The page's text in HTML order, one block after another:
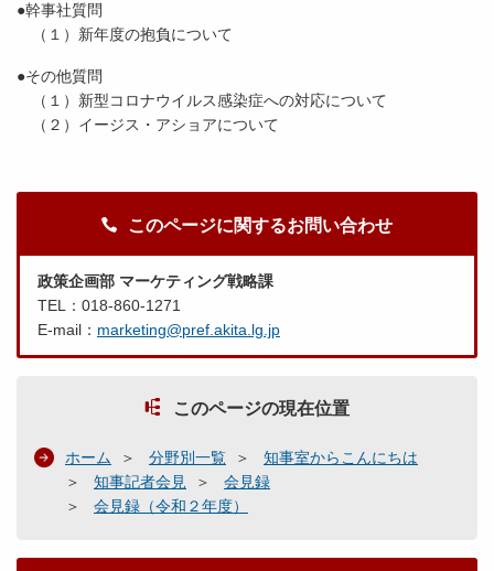
●幹事社質問
（１）新年度の抱負について
●その他質問
（１）新型コロナウイルス感染症への対応について
（２）イージス・アショアについて
このページに関するお問い合わせ
政策企画部 マーケティング戦略課
TEL：018-860-1271
E-mail： marketing@pref.akita.lg.jp
このページの現在位置
ホーム 分野別一覧
知事室からこんにちは
知事記者会見
会見録
会見録（令和２年度）